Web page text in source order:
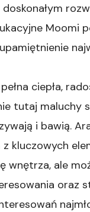
Moomi
ciepła,
tutaj maluchy
i bawią.
kluczowych
wnętrza, ale
oraz